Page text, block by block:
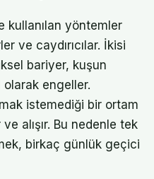
kullanılan yöntemler
ve caydırıcılar. İkisi
bariyer, kuşun
olarak engeller.
istemediği bir ortam
alışır. Bu nedenle tek
birkaç günlük geçici